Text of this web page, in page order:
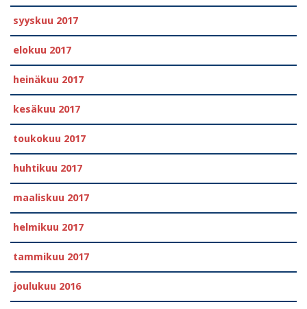
syyskuu 2017
elokuu 2017
heinäkuu 2017
kesäkuu 2017
toukokuu 2017
huhtikuu 2017
maaliskuu 2017
helmikuu 2017
tammikuu 2017
joulukuu 2016